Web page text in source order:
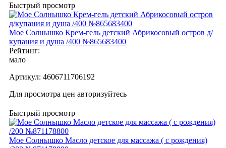
Быстрый просмотр
Мое Cолнышко Крем-гель детский Абрикосовый остров д/
купания и душа /400 №865683400
Рейтинг:
мало
Артикул: 4606711706192
Для просмотра цен авторизуйтесь
Быстрый просмотр
Мое Cолнышко Масло детское для массажа ( с рождения)